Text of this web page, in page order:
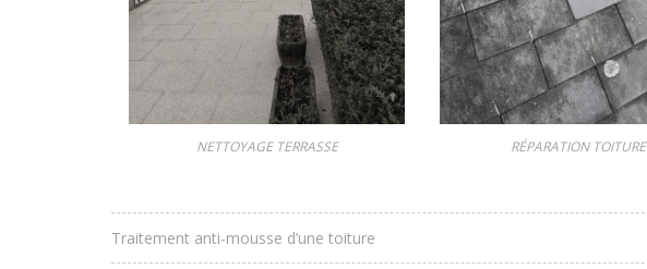
NETTOYAGE TERRASSE RÉPARATION TOITURE
Traitement anti-mousse d’une toiture